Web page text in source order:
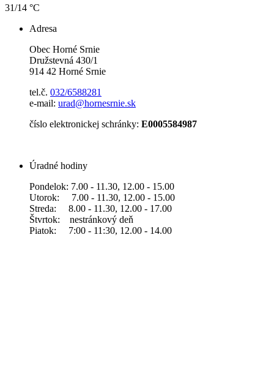
31/14 °C
Adresa
Obec Horné Srnie
Družstevná 430/1
914 42 Horné Srnie
tel.č. 032/6588281
e-mail: urad@hornesrnie.sk
číslo elektronickej schránky: E0005584987
Úradné hodiny
Pondelok: 7.00 - 11.30, 12.00 - 15.00
Utorok: 7.00 - 11.30, 12.00 - 15.00
Streda: 8.00 - 11.30, 12.00 - 17.00
Štvrtok: nestránkový deň
Piatok: 7:00 - 11:30, 12.00 - 14.00